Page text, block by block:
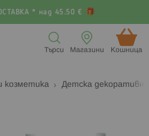
* над 45.50 €
Кошница (
Магазини
Търси
козметика Детска